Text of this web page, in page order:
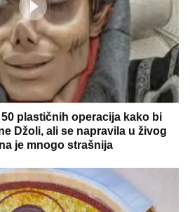
50 plastičnih operacija kako bi
Džoli, ali se napravila u živog
je mnogo strašnija